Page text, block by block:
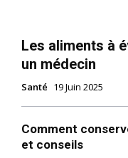
Les aliments à
un médecin
Santé 19 Juin 2025
Comment
et conseils